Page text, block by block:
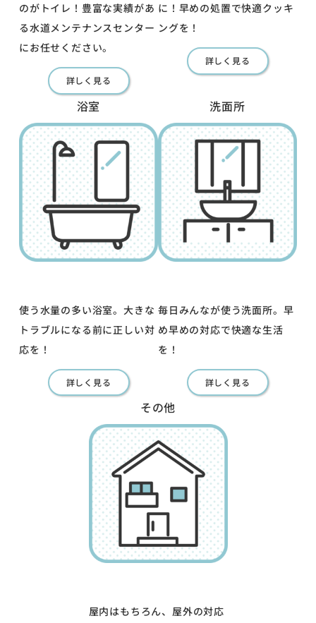
のがトイレ！豊富な実績があ
る水道メンテナンスセンター
にお任せください。
詳しく見る
に！早めの処置で快適クッキ
ングを！
詳しく見る
浴室
使う水量の多い浴室。大きな
トラブルになる前に正しい対
応を！
詳しく見る
洗面所
毎日みんなが使う洗面所。早
め早めの対応で快適な生活
を！
詳しく見る
その他
屋内はもちろん、屋外の対応